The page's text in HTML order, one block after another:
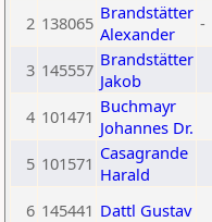
2 138065 Brandstätter
Alexander
-
3 145557 Brandstätter
Jakob
4 101471 Buchmayr
Johannes Dr.
5 101571 Casagrande
Harald
6 145441 Dattl Gustav